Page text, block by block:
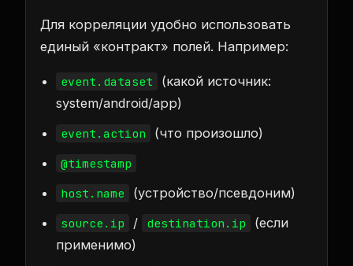
Для корреляции удобно использовать
единый «контракт» полей. Например:
event.dataset
(какой источник:
system/android/app)
event.action (что произошло)
@timestamp
host.name
(устройство/псевдоним)
source.ip / destination.ip
(если
применимо)